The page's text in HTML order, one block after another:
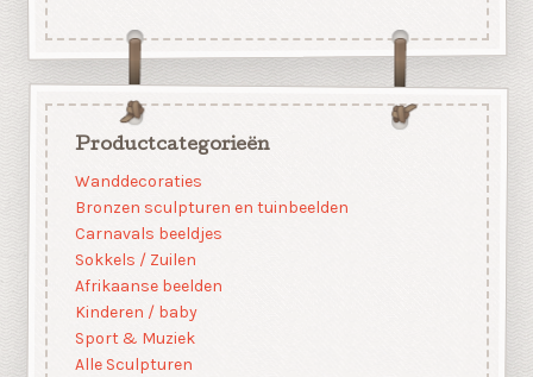
Productcategorieën
Wanddecoraties
Bronzen sculpturen en tuinbeelden
Carnavals beeldjes
Sokkels / Zuilen
Afrikaanse beelden
Kinderen / baby
Sport & Muziek
Alle Sculpturen